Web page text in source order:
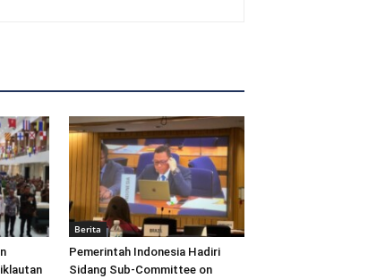
Berita
Pemerintah Indonesia Hadiri
Sidang Sub-Committee on